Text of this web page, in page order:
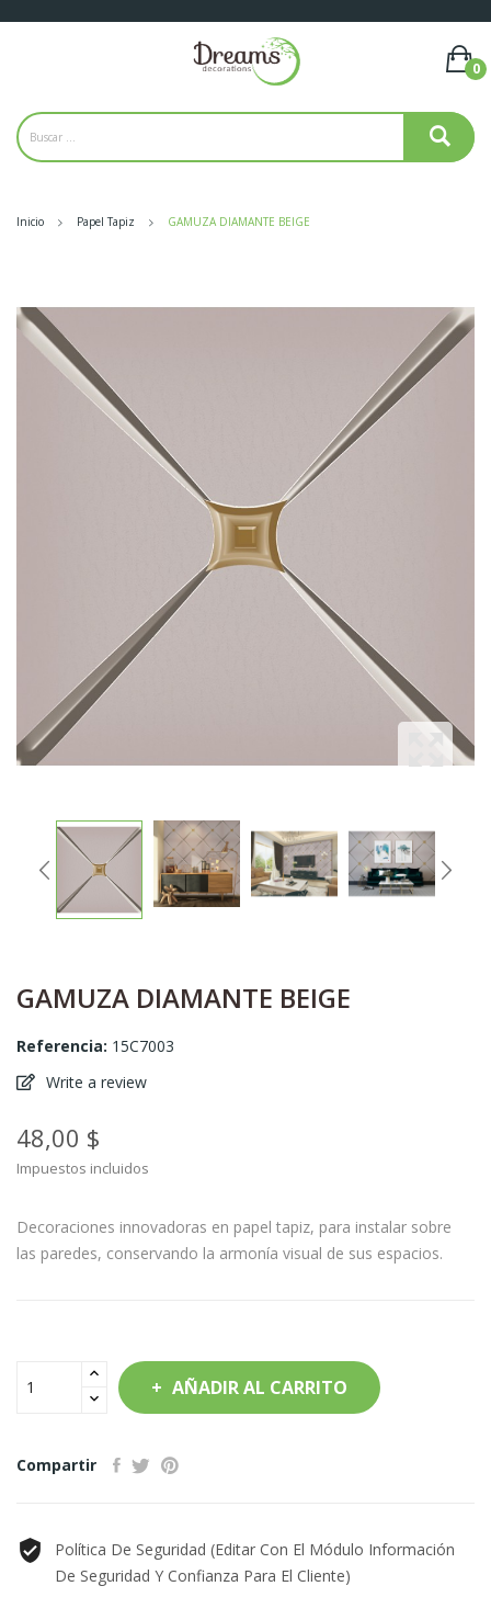
0
Inicio Papel Tapiz GAMUZA DIAMANTE BEIGE
GAMUZA DIAMANTE BEIGE
Referencia: 15C7003
Write a review
48,00 $
Impuestos incluidos
Decoraciones innovadoras en papel tapiz, para instalar sobre
las paredes, conservando la armonía visual de sus espacios.
AÑADIR AL CARRITO
Compartir
Política De Seguridad (editar Con El Módulo Información
De Seguridad Y Confianza Para El Cliente)